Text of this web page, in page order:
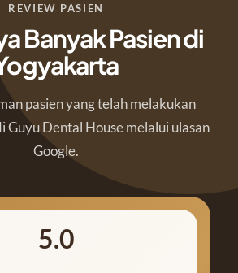
REVIEW PASIEN
Banyak Pasien di
pasien yang telah melakukan
Guyu Dental House melalui ulasan
Google.
5.0